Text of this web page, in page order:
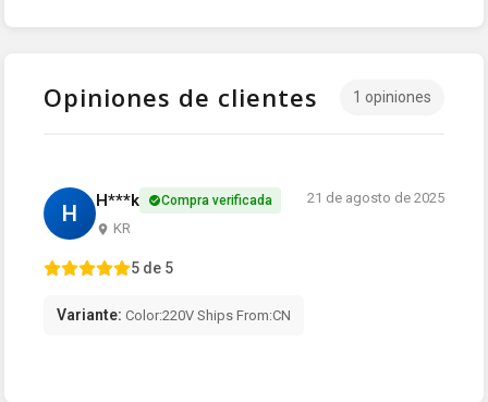
Opiniones de clientes 1 opiniones
H H***k Compra verificada
KR
21 de agosto de 2025
5 de 5
Variante: Color:220V Ships From:CN